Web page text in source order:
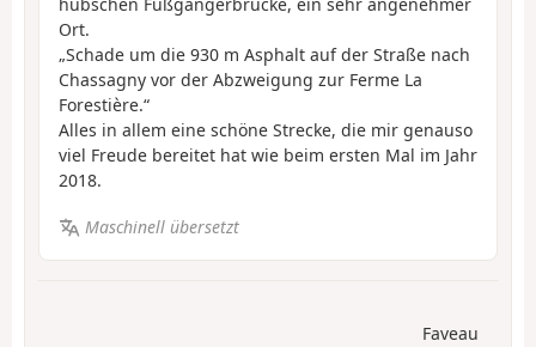
hübschen Fußgängerbrücke, ein sehr angenehmer
Ort.
„Schade um die 930 m Asphalt auf der Straße nach
Chassagny vor der Abzweigung zur Ferme La
Forestière.“
Alles in allem eine schöne Strecke, die mir genauso
viel Freude bereitet hat wie beim ersten Mal im Jahr
2018.
Maschinell übersetzt
Faveau